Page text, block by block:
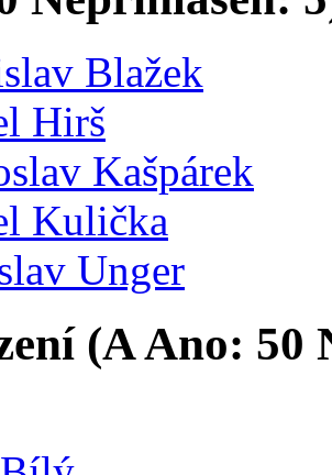
Blažek
Hirš
Kašpárek
Kulička
Unger
(AAno: 50